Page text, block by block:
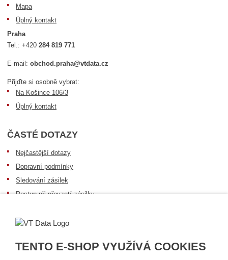
TENTO E-SHOP VYUŽÍVÁ COOKIES
Mapa
Úplný kontakt
Praha
Tel.:+420284 819 771
E-mail:obchod.praha@vtdata.cz
Přijďte si osobně vybrat:
Na Košince 106/3
Úplný kontakt
ČASTÉ DOTAZY
Nejčastější dotazy
Dopravní podmínky
Sledování zásilek
Postup při převzetí zásilky
Obecné informace